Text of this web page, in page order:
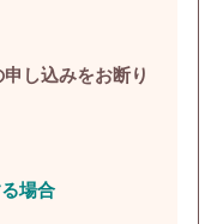
し込みをお断り
場合